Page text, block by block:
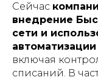
Сейчас
внедрение
сети и
включая
списаний. В